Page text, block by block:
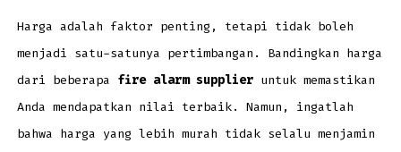
Harga adalah faktor penting, tetapi tidak boleh
menjadi satu-satunya pertimbangan. Bandingkan harga
dari beberapa fire alarm supplieruntuk memastikan
Anda mendapatkan nilai terbaik. Namun, ingatlah
bahwa harga yang lebih murah tidak selalu menjamin